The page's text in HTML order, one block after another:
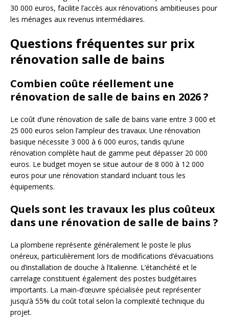
30 000 euros, facilite l’accès aux rénovations ambitieuses pour
les ménages aux revenus intermédiaires.
Questions fréquentes sur prix
rénovation salle de bains
Combien coûte réellement une
rénovation de salle de bains en 2026 ?
Le coût d’une rénovation de salle de bains varie entre 3 000 et
25 000 euros selon l’ampleur des travaux. Une rénovation
basique nécessite 3 000 à 6 000 euros, tandis qu’une
rénovation complète haut de gamme peut dépasser 20 000
euros. Le budget moyen se situe autour de 8 000 à 12 000
euros pour une rénovation standard incluant tous les
équipements.
Quels sont les travaux les plus coûteux
dans une rénovation de salle de bains ?
La plomberie représente généralement le poste le plus
onéreux, particulièrement lors de modifications d’évacuations
ou d’installation de douche à l’italienne. L’étanchéité et le
carrelage constituent également des postes budgétaires
importants. La main-d’œuvre spécialisée peut représenter
jusqu’à 55% du coût total selon la complexité technique du
projet.